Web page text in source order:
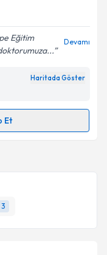
3
ilişkin
Aydınlatma
belirtilen
Eğitim
Devamı
Haritada Göster
Et